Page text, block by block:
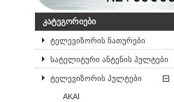
ᲙᲐᲢᲔᲒᲝᲠᲘᲔᲑᲘ
ტელევიზორის ნათურები
სატელიტური ანტენის პულტები
ტელევიზორის პულტები
AKAI